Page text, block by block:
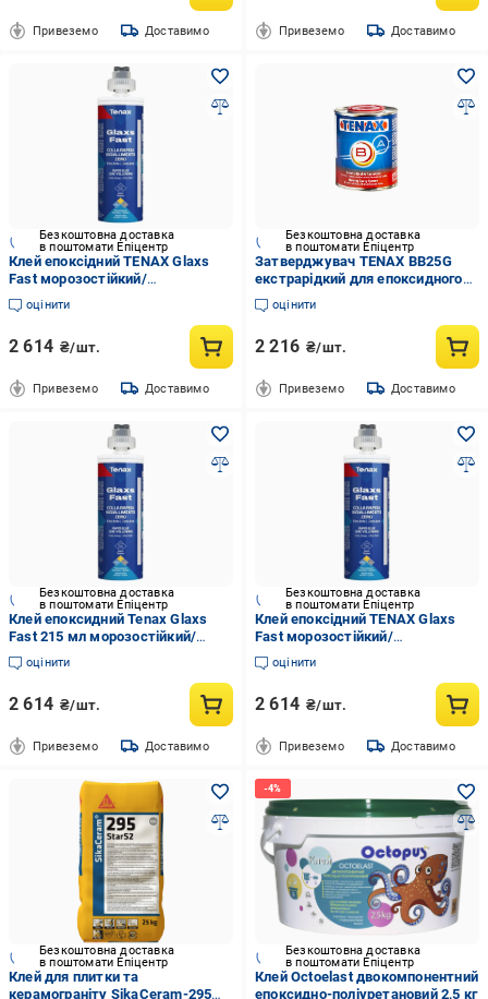
Привеземо Доставимо Привеземо Доставимо
Безкоштовна доставка
в поштомати Епіцентр
Клей епоксідний TENAX Glaxs
Fast морозостійкий/
швидкотвердіючий/
нежовтіючий для каменю/
Absolute black (000181-4)
оцінити
2 614 ₴/шт.
Привеземо Доставимо
Безкоштовна доставка
в поштомати Епіцентр
Затверджувач TENAX ВВ25G
екстрарідкий для епоксидного
клею 1 кг (001774)
оцінити
2 216 ₴/шт.
Привеземо Доставимо
Безкоштовна доставка
в поштомати Епіцентр
Клей епоксидний Tenax Glaxs
Fast 215 мл морозостійкий/
швидкотвердіючий/
нежовтіючий для каменю/
кварцу/кераміки Сірий (000181-
8)
оцінити
2 614 ₴/шт.
Привеземо Доставимо
Безкоштовна доставка
в поштомати Епіцентр
Клей епоксідний TENAX Glaxs
Fast морозостійкий/
швидкотвердіючий/
нежовтіючий для каменю/
кварцу/кераміки 215 мл Ebano
(000181-12)
оцінити
2 614 ₴/шт.
Привеземо Доставимо
Безкоштовна доставка
в поштомати Епіцентр
Клей для плитки та
керамограніту SikaCeram-295
Безкоштовна доставка
в поштомати Епіцентр
Клей Octoelast двокомпонентний
епоксидно-поліуретановий 2,5 кг